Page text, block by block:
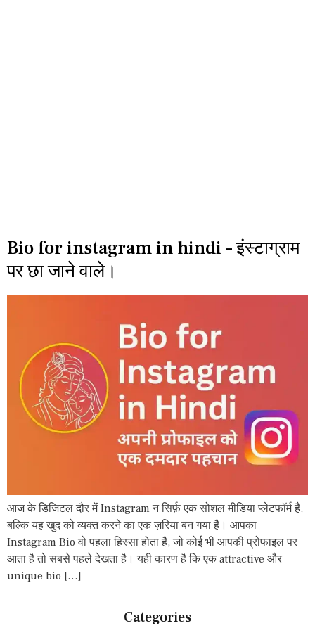
Bio for instagram in hindi – इंस्टाग्राम
पर छा जाने वाले।
आज के डिजिटल दौर में Instagram न सिर्फ़ एक सोशल मीडिया प्लेटफॉर्म है,
बल्कि यह खुद को व्यक्त करने का एक ज़रिया बन गया है। आपका
Instagram Bio वो पहला हिस्सा होता है, जो कोई भी आपकी प्रोफाइल पर
आता है तो सबसे पहले देखता है। यही कारण है कि एक attractive और
unique bio […]
Categories